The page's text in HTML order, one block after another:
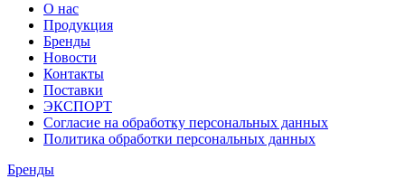
О нас
Продукция
Бренды
Новости
Контакты
Поставки
ЭКСПОРТ
Согласие на обработку персональных данных
Политика обработки персональных данных
Бренды